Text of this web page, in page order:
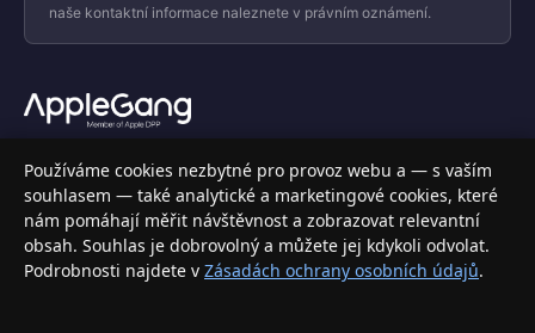
naše kontaktní informace naleznete v právním oznámení.
Váš specializovaný obchod s Apple produkty, příslušenstvím a
elektronikou. Nakupujte bezpečně a s jistotou.
INFORMACE
Doprava a doručení
Používáme cookies nezbytné pro provoz webu a — s vaším
souhlasem — také analytické a marketingové cookies, které
nám pomáhají měřit návštěvnost a zobrazovat relevantní
obsah. Souhlas je dobrovolný a můžete jej kdykoli odvolat.
Podrobnosti najdete v Zásadách ochrany osobních údajů.